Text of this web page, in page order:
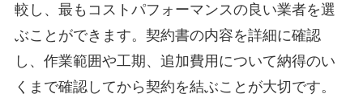
較し、最もコストパフォーマンスの良い業者を選
ぶことができます。契約書の内容を詳細に確認
し、作業範囲や工期、追加費用について納得のい
くまで確認してから契約を結ぶことが大切です。